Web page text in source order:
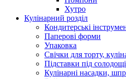
Хутро
Кулінарний розділ
Кондитерські
Паперові форми
Упаковка
Свічки для торту,
Підставки під солодощі
Кулінарні насадки,